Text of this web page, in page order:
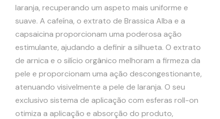
laranja, recuperando um aspeto mais uniforme e
suave. A cafeína, o extrato de Brassica Alba e a
capsaicina proporcionam uma poderosa ação
estimulante, ajudando a definir a silhueta. O extrato
de arnica e o silício orgânico melhoram a firmeza da
pele e proporcionam uma ação descongestionante,
atenuando visivelmente a pele de laranja. O seu
exclusivo sistema de aplicação com esferas roll-on
otimiza a aplicação e absorção do produto,